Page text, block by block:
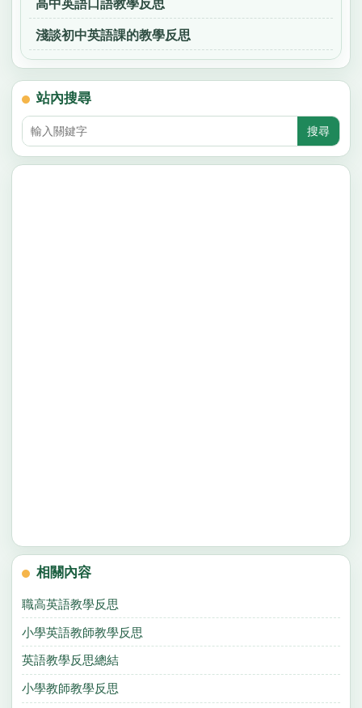
高中英語口語教學反思
淺談初中英語課的教學反思
站內搜尋
相關內容
職高英語教學反思
小學英語教師教學反思
英語教學反思總結
小學教師教學反思